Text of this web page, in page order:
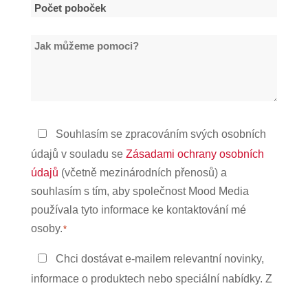
Počet
Jak
Zásady
ochrany
osobních
údajů
*
Souhlasím se zpracováním svých osobních
údajů v souladu se Zásadami ochrany osobních
údajů (včetně mezinárodních přenosů) a
souhlasím s tím, aby společnost Mood Media
používala tyto informace ke kontaktování mé
osoby.*
Zůstaňte
v
Chci dostávat e-mailem relevantní novinky,
informace o produktech nebo speciální nabídky. Z